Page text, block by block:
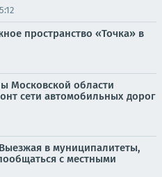
пространство «Точка» в
Московской области
сети автомобильных дорог
в муниципалитеты,
с местными